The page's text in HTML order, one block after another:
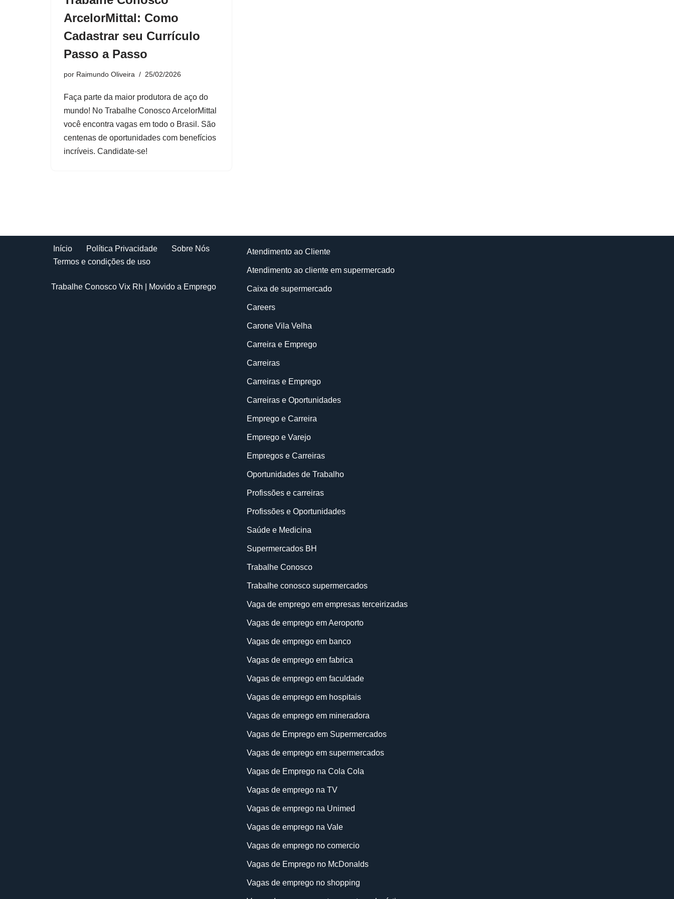
ArcelorMittal: Como
Cadastrar seu Currículo
Passo a Passo
por Raimundo Oliveira 25/02/2026
Faça parte da maior produtora de aço do
mundo! No Trabalhe Conosco ArcelorMittal
você encontra vagas em todo o Brasil. São
centenas de oportunidades com benefícios
incríveis. Candidate-se!
Início Política Privacidade
Sobre Nós
Termos e condições de uso
Trabalhe Conosco Vix Rh | Movido a Emprego
Atendimento ao Cliente
Atendimento ao cliente em supermercado
Caixa de supermercado
Careers
Carone Vila Velha
Carreira e Emprego
Carreiras
Carreiras e Emprego
Carreiras e Oportunidades
Emprego e Carreira
Emprego e Varejo
Empregos e Carreiras
Oportunidades de Trabalho
Profissões e carreiras
Profissões e Oportunidades
Saúde e Medicina
Supermercados BH
Trabalhe Conosco
Trabalhe conosco supermercados
Vaga de emprego em empresas terceirizadas
Vagas de emprego em Aeroporto
Vagas de emprego em banco
Vagas de emprego em fabrica
Vagas de emprego em faculdade
Vagas de emprego em hospitais
Vagas de emprego em mineradora
Vagas de Emprego em Supermercados
Vagas de emprego em supermercados
Vagas de Emprego na Cola Cola
Vagas de emprego na TV
Vagas de emprego na Unimed
Vagas de emprego na Vale
Vagas de emprego no comercio
Vagas de Emprego no McDonalds
Vagas de emprego no shopping